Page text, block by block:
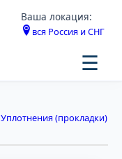
Ваша локация:
вся Россия и СНГ
☰
Уплотнения (прокладки)